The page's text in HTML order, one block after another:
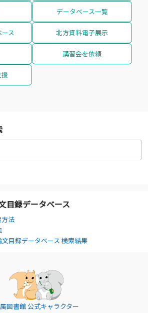
データベース一覧
ス 北方資料電子展示
講習会を依頼
目録データベース
法
目録データベース 検索結果
図書館 公式キャラクター